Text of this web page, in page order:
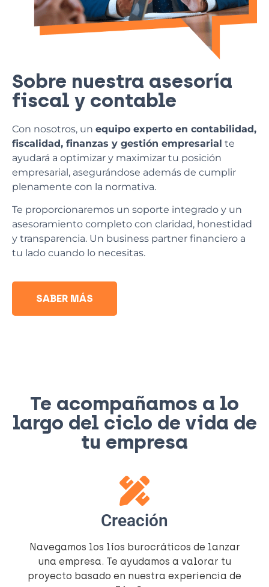
Sobre nuestra asesoría
fiscal y contable
Con nosotros, un equipo experto en contabilidad,
fiscalidad, finanzas y gestión empresarial te
ayudará a optimizar y maximizar tu posición
empresarial, asegurándose además de cumplir
plenamente con la normativa.
Te proporcionaremos un soporte integrado y un
asesoramiento completo con claridad, honestidad
y transparencia. Un business partner financiero a
tu lado cuando lo necesitas.
SABER MÁS
Te acompañamos a lo
largo del ciclo de vida de
tu empresa
Creación
Navegamos los líos burocráticos de lanzar
una empresa. Te ayudamos a valorar tu
proyecto basado en nuestra experiencia de